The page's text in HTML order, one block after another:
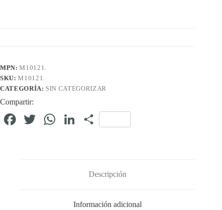
MPN:M10121.
SKU:M10121.
CATEGORÍA: SIN CATEGORIZAR
Compartir:
Fa T
W
Li
In
C
pa
rti
r
Descripción
Información adicional